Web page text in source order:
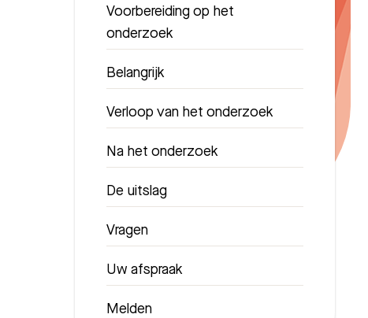
Voorbereiding op het
onderzoek
Belangrijk
Verloop van het onderzoek
Na het onderzoek
De uitslag
Vragen
Uw afspraak
Melden